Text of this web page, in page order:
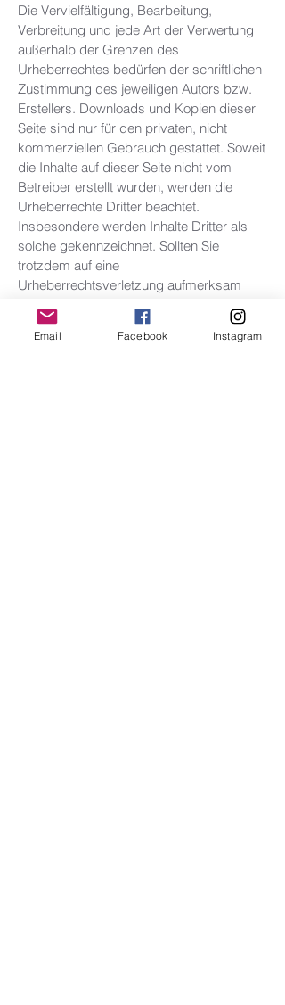
Die Vervielfältigung, Bearbeitung,
Verbreitung und jede Art der Verwertung
außerhalb der Grenzen des
Urheberrechtes bedürfen der schriftlichen
Zustimmung des jeweiligen Autors bzw.
Erstellers. Downloads und Kopien dieser
Seite sind nur für den privaten, nicht
kommerziellen Gebrauch gestattet. Soweit
die Inhalte auf dieser Seite nicht vom
Betreiber erstellt wurden, werden die
Urheberrechte Dritter beachtet.
Insbesondere werden Inhalte Dritter als
solche gekennzeichnet. Sollten Sie
trotzdem auf eine
Urheberrechtsverletzung aufmerksam
entsprechenden Hinweis. Bei
Bekanntwerden von Rechtsverletzungen
Email Facebook Instagram